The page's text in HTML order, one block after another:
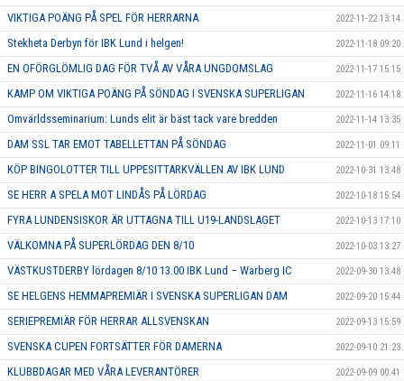
VIKTIGA POÄNG PÅ SPEL FÖR HERRARNA 2022-11-22 13:14
Stekheta Derbyn för IBK Lund i helgen! 2022-11-18 09:20
EN OFÖRGLÖMLIG DAG FÖR TVÅ AV VÅRA UNGDOMSLAG 2022-11-17 15:15
KAMP OM VIKTIGA POÄNG PÅ SÖNDAG I SVENSKA SUPERLIGAN 2022-11-16 14:18
Omvärldsseminarium: Lunds elit är bäst tack vare bredden 2022-11-14 13:35
DAM SSL TAR EMOT TABELLETTAN PÅ SÖNDAG 2022-11-01 09:11
KÖP BINGOLOTTER TILL UPPESITTARKVÄLLEN AV IBK LUND 2022-10-31 13:48
SE HERR A SPELA MOT LINDÅS PÅ LÖRDAG 2022-10-18 15:54
FYRA LUNDENSISKOR ÄR UTTAGNA TILL U19-LANDSLAGET 2022-10-13 17:10
VÄLKOMNA PÅ SUPERLÖRDAG DEN 8/10 2022-10-03 13:27
VÄSTKUSTDERBY lördagen 8/10 13.00 IBK Lund – Warberg IC 2022-09-30 13:48
SE HELGENS HEMMAPREMIÄR I SVENSKA SUPERLIGAN DAM 2022-09-20 15:44
SERIEPREMIÄR FÖR HERRAR ALLSVENSKAN 2022-09-13 15:59
SVENSKA CUPEN FORTSÄTTER FÖR DAMERNA 2022-09-10 21:23
KLUBBDAGAR MED VÅRA LEVERANTÖRER 2022-09-09 00:41